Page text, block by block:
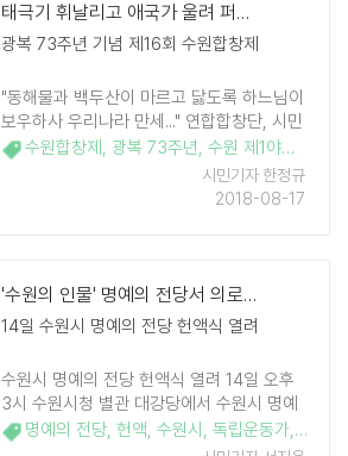
태극기 휘날리고 애국가 울려 퍼진 수원 제1야외음악당
광복 73주년 기념 제16회 수원합창제
"동해물과 백두산이 마르고 닳도록 하느님이
보우하사 우리나라 만세..." 연합합창단, 시민
합창단, 잔디밭의 관객 등 2000여 명이 태
극기를 흔들며 애국가를 따라 부르는 장관이
연출됐다. 보통의 애국가가 아닌 안익태 선
수원합창제 , 광복 73주년, 수원 제1야외음악당
시민기자 한정규
2018-08-17
'수원의 인물' 명예의 전당서 의로운 생애를 보다
14일 수원시 명예의 전당 헌액식 열려
수원시 명예의 전당 헌액식 열려 14일 오후
3시 수원시청 별관 대강당에서 수원시 명예
의 전당 헌액식이 있었다. 이날 헌액식에는
명예의 전당 헌액 인물로 선정된 분들 후손
명예의 전당, 헌액, 수원시 , 독립운동가, 안점순